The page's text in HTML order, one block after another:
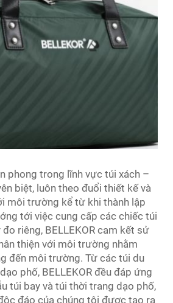
phong trong lĩnh vực túi xách –
biệt, luôn theo đuổi thiết kế và
môi trường kể từ khi thành lập
tới việc cung cấp các chiếc túi
riêng, BELLEKOR cam kết sử
thiện với môi trường nhằm
đến môi trường. Từ các túi du
phố, BELLEKOR đều đáp ứng
túi bay và túi thời trang dạo phố,
đáo của chúng tôi được tạo ra